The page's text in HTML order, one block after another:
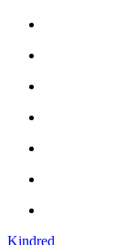
Kindred